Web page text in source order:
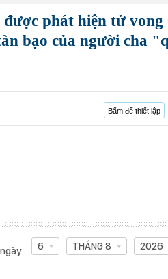
phát hiện tử vong
bạo của người cha
Bấm để thiết lập
6 THÁNG 8 2026